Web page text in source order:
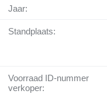
Jaar:
Standplaats:
Voorraad ID-nummer
verkoper: